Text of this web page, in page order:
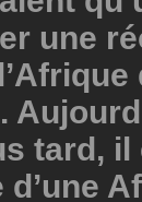
une
tard, il